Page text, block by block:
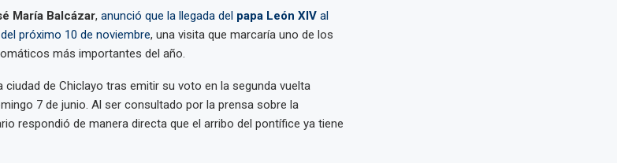
María Balcázar, anunció que la llegada del papa León XIVal
próximo 10 de noviembre, una visita que marcaría uno de los
más importantes del año.
ciudad de Chiclayo tras emitir su voto en la segunda vuelta
7 de junio. Al ser consultado por la prensa sobre la
respondió de manera directa que el arribo del pontífice ya tiene